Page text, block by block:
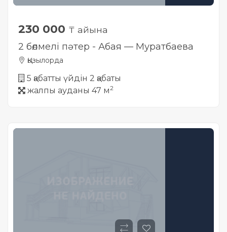
230 000 ₸ айына
2 бөлмелі пәтер - Абая — Муратбаева
Қызылорда
5 қабатты үйдін 2 қабаты
жалпы ауданы 47 м2